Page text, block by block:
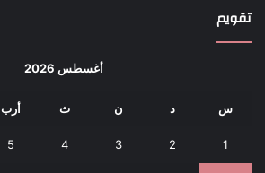
تقويم
أغسطس 2026
س د ن ث أرب
1
2
3
4
5